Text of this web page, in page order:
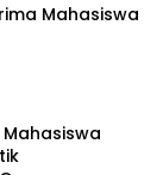
Mahasiswa
Mahasiswa